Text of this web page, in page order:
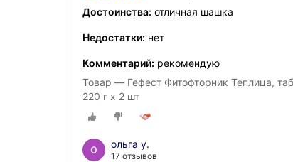
Достоинства: отличная шашка
Недостатки: нет
Комментарий: рекомендую
Товар — Гефест Фитофторник Теплица,
220 г х 2 шт
ольга у.
17 отзывов